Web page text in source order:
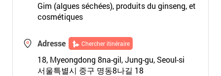
Gim (algues séchées), produits du ginseng, et
cosmétiques
Adresse Chercher itinéraire
18, Myeongdong 8na-gil, Jung-gu, Seoul-si
서울특별시 중구 명동8나길 18